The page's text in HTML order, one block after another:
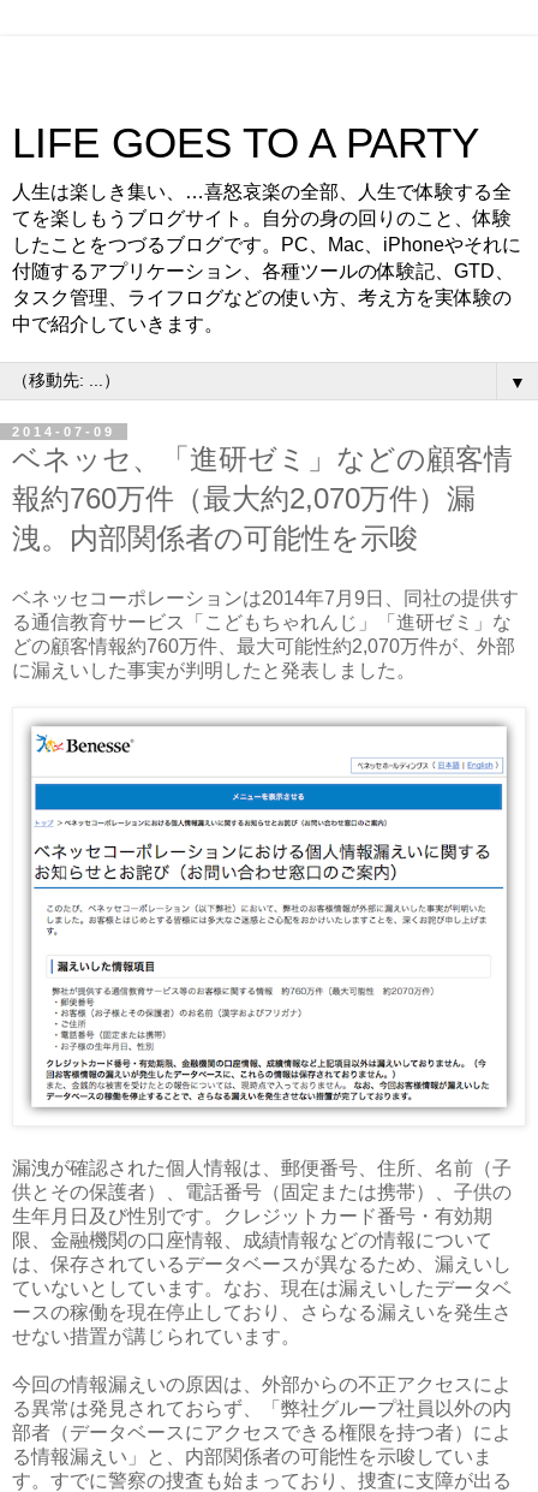
LIFE GOES TO A PARTY
人生は楽しき集い、…喜怒哀楽の全部、人生で体験する全
てを楽しもうブログサイト。自分の身の回りのこと、体験
したことをつづるブログです。PC、Mac、iPhoneやそれに
付随するアプリケーション、各種ツールの体験記、GTD、
タスク管理、ライフログなどの使い方、考え方を実体験の
中で紹介していきます。
▼
2014-07-09
ベネッセ、「進研ゼミ」などの顧客情
報約760万件（最大約2,070万件）漏
洩。内部関係者の可能性を示唆
ベネッセコーポレーションは2014年7月9日、同社の提供す
る通信教育サービス「こどもちゃれんじ」「進研ゼミ」な
どの顧客情報約760万件、最大可能性約2,070万件が、外部
に漏えいした事実が判明したと発表しました。
漏洩が確認された個人情報は、郵便番号、住所、名前（子
供とその保護者）、電話番号（固定または携帯）、子供の
生年月日及び性別です。クレジットカード番号・有効期
限、金融機関の口座情報、成績情報などの情報について
は、保存されているデータベースが異なるため、漏えいし
ていないとしています。なお、現在は漏えいしたデータベ
ースの稼働を現在停止しており、さらなる漏えいを発生さ
せない措置が講じられています。
今回の情報漏えいの原因は、外部からの不正アクセスによ
る異常は発見されておらず、「弊社グループ社員以外の内
部者（データベースにアクセスできる権限を持つ者）によ
る情報漏えい」と、内部関係者の可能性を示唆していま
す。すでに警察の捜査も始まっており、捜査に支障が出る